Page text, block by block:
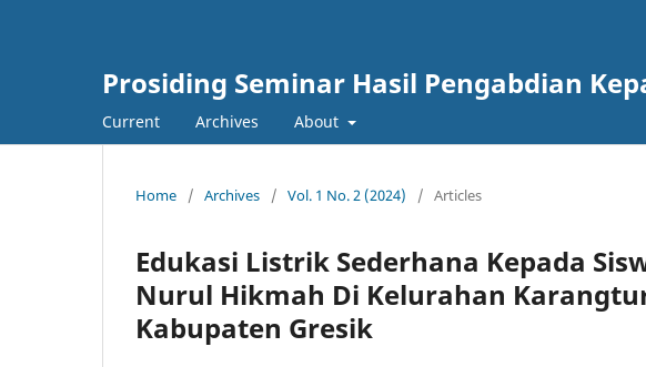
Prosiding Seminar Hasil Pengabdian
Current Archives About
Home / Archives / Vol. 1 No. 2 (2024) / Articles
Edukasi Listrik Sederhana Kepada
Nurul Hikmah Di Kelurahan
Kabupaten Gresik